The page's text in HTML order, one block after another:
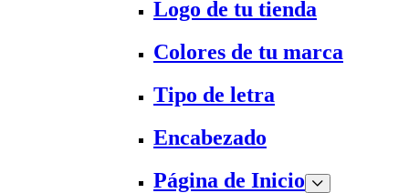
Logo de tu tienda
Colores de tu marca
Tipo de letra
Encabezado
Página de Inicio